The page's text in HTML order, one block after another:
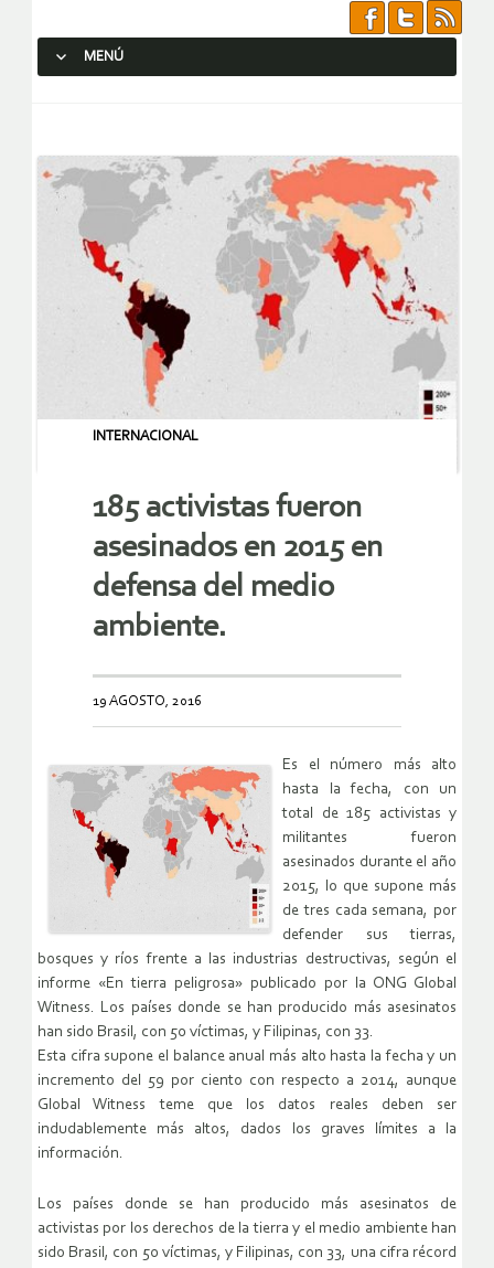
MENÚ
INTERNACIONAL
185 activistas fueron
asesinados en 2015 en
defensa del medio
ambiente.
19 AGOSTO, 2016
Es el número más alto
hasta la fecha, con un
total de 185 activistas y
militantes fueron
asesinados durante el año
2015, lo que supone más
de tres cada semana, por
defender sus tierras,
bosques y ríos frente a las industrias destructivas, según el
informe «En tierra peligrosa» publicado por la ONG Global
Witness. Los países donde se han producido más asesinatos
han sido Brasil, con 50 víctimas, y Filipinas, con 33.
Esta cifra supone el balance anual más alto hasta la fecha y un
incremento del 59 por ciento con respecto a 2014, aunque
Global Witness teme que los datos reales deben ser
indudablemente más altos, dados los graves límites a la
información.
Los países donde se han producido más asesinatos de
activistas por los derechos de la tierra y el medio ambiente han
sido Brasil, con 50 víctimas, y Filipinas, con 33, una cifra récord